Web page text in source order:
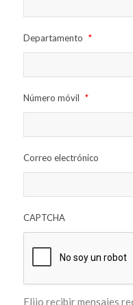
Departamento *
Número móvil *
Correo electrónico
CAPTCHA
Elijo recibir mensajes